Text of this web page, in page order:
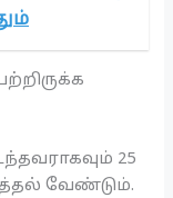
25
வேண்டும்.